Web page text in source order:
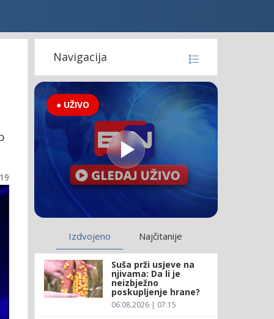
Navigacija
● UŽIVO
Izdvojeno Najčitanije
Suša prži usjeve na
njivama: Da li je
neizbježno
poskupljenje hrane?
06.08.2026 | 07:15